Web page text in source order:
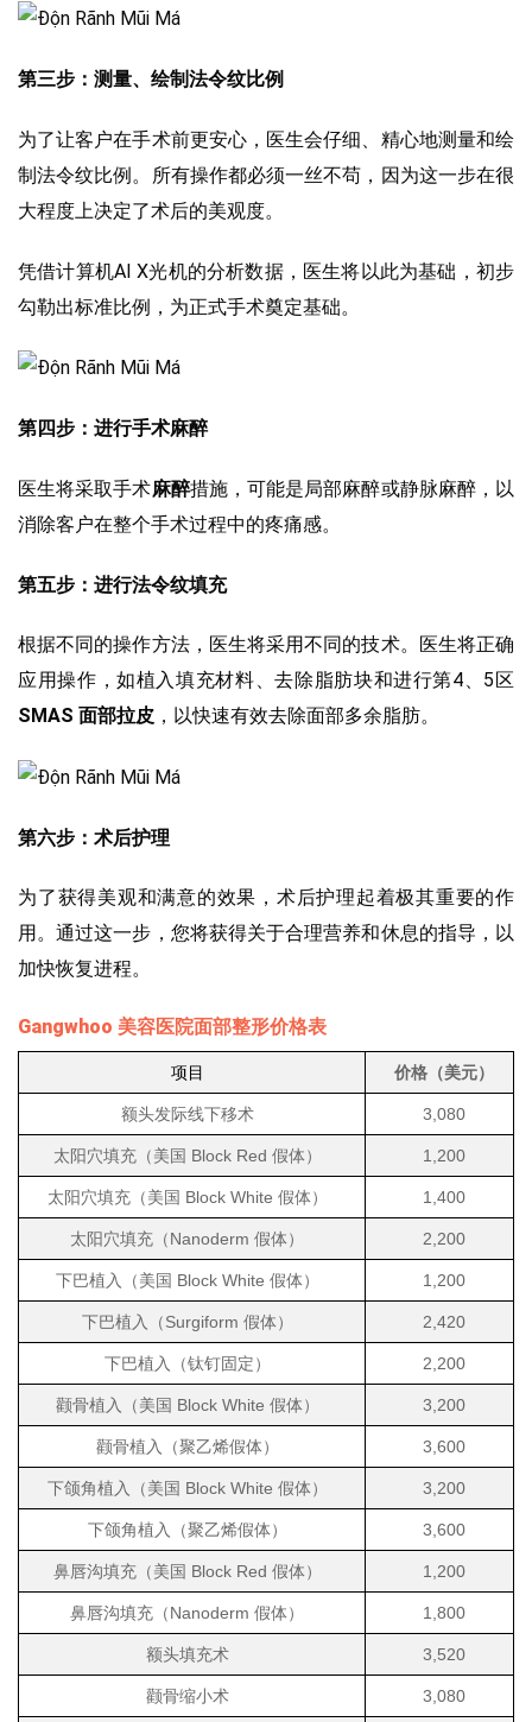
第三步：测量、绘制法令纹比例
为了让客户在手术前更安心，医生会仔细、精心地测量和绘
制法令纹比例。所有操作都必须一丝不苟，因为这一步在很
大程度上决定了术后的美观度。
凭借计算机AI X光机的分析数据，医生将以此为基础，初步
勾勒出标准比例，为正式手术奠定基础。
第四步：进行手术麻醉
医生将采取手术麻醉措施，可能是局部麻醉或静脉麻醉，以
消除客户在整个手术过程中的疼痛感。
第五步：进行法令纹填充
根据不同的操作方法，医生将采用不同的技术。医生将正确
应用操作，如植入填充材料、去除脂肪块和进行第4、5区
SMAS 面部拉皮 ，以快速有效去除面部多余脂肪。
第六步：术后护理
为了获得美观和满意的效果，术后护理起着极其重要的作
用。通过这一步，您将获得关于合理营养和休息的指导，以
加快恢复进程。
Gangwhoo 美容医院面部整形价格表
项目 价格（美元）
额头发际线下移术 3,080
太阳穴填充（美国 Block Red 假体） 1,200
太阳穴填充（美国 Block White 假体） 1,400
太阳穴填充（Nanoderm 假体） 2,200
下巴植入（美国 Block White 假体） 1,200
下巴植入（Surgiform 假体） 2,420
下巴植入（钛钉固定） 2,200
颧骨植入（美国 Block White 假体） 3,200
颧骨植入（聚乙烯假体） 3,600
下颌角植入（美国 Block White 假体） 3,200
下颌角植入（聚乙烯假体） 3,600
鼻唇沟填充（美国 Block Red 假体） 1,200
鼻唇沟填充（Nanoderm 假体） 1,800
额头填充术 3,520
颧骨缩小术 3,080